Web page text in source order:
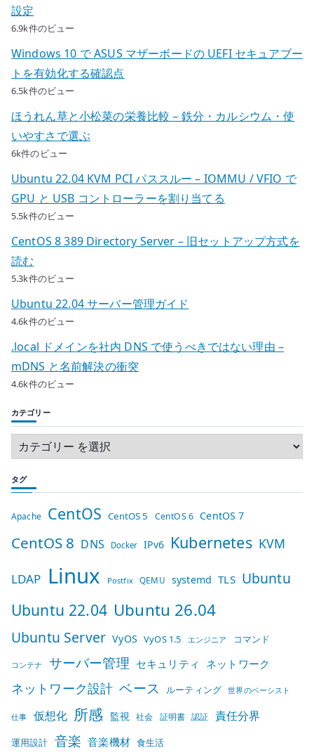
設定
6.9k件のビュー
Windows 10 で ASUS マザーボードの UEFI セキュアブー
トを有効化する確認点
6.5k件のビュー
ほうれん草と小松菜の栄養比較 – 鉄分・カルシウム・使
いやすさで選ぶ
6k件のビュー
Ubuntu 22.04 KVM PCI パススルー – IOMMU / VFIO で
GPU と USB コントローラーを割り当てる
5.5k件のビュー
CentOS 8 389 Directory Server – 旧セットアップ方式を
読む
5.3k件のビュー
Ubuntu 22.04 サーバー管理ガイド
4.6k件のビュー
.local ドメインを社内 DNS で使うべきではない理由 –
mDNS と名前解決の衝突
4.6k件のビュー
カテゴリー
タグ
Apache CentOS CentOS 5 CentOS 6 CentOS 7
CentOS 8 DNS Docker IPv6 Kubernetes KVM
LDAP Linux Postfix QEMU systemd TLS Ubuntu
Ubuntu 22.04 Ubuntu 26.04
Ubuntu Server VyOS VyOS 1.5 エンジニア コマンド
コンテナ サーバー管理 セキュリティ ネットワーク
ネットワーク設計 ベース ルーティング 世界のベーシスト
仕事 仮想化 所感 監視 社会 証明書 認証 責任分界
運用設計 音楽 音楽機材 食生活